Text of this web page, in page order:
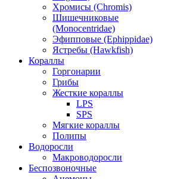
Хромисы (Chromis)
Шишечниковые
(Monocentridae)
Эфипповые (Ephippidae)
Ястребы (Hawkfish)
Кораллы
Горгонарии
Грибы
Жесткие кораллы
LPS
SPS
Мягкие кораллы
Полипы
Водоросли
Макроводоросли
Беспозвоночные